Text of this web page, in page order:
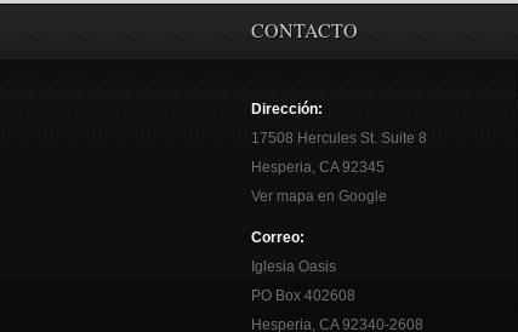
CONTACTO
Dirección:
17508 Hercules St. Suite 8
Hesperia, CA 92345
Ver mapa en Google
Correo:
Iglesia Oasis
PO Box 402608
Hesperia, CA 92340-2608